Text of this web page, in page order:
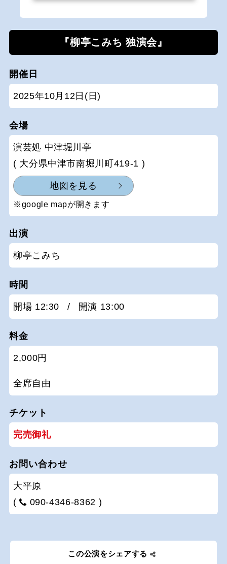
『柳亭こみち 独演会』
開催日
2025年10月12日(日)
会場
演芸処 中津堀川亭
( 大分県中津市南堀川町419-1 )
地図を見る
※google mapが開きます
出演
柳亭こみち
時間
開場 12:30 / 開演 13:00
料金
2,000円
全席自由
チケット
完売御礼
お問い合わせ
大平原
(
090-4346-8362 )
この公演をシェアする